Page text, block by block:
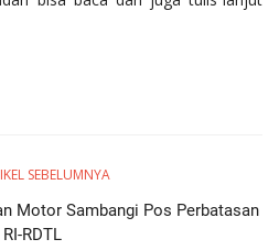
SEBELUMNYA
Motor Sambangi Pos Perbatasan
RI-RDTL